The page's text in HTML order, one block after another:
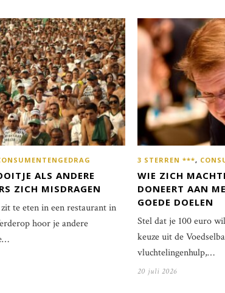
ALS ANDERE
ZICH MISDRAGEN
te eten in een restaurant in
hoor je andere
3 STERREN ***,
WIE ZICH
DONEERT AAN
GOEDE DOELEN
Stel dat je 100 euro
keuze uit de
vluchtelingenhulp,…
20 juli 2026